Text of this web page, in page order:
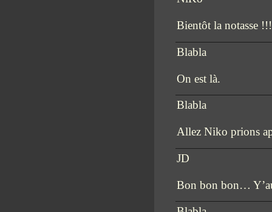
Bientôt la notasse !!!
Blabla
On est là.
Blabla
Allez Niko prions
JD
Bon bon bon…